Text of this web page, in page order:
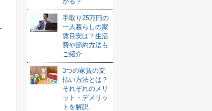
手取り25万円の
一人暮らしの家
賃目安は？生活
費や節約方法も
ご紹介
3つの家賃の支
払い方法とは？
それぞれのメリ
ット・デメリッ
トを解説